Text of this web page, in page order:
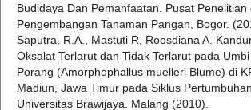
Budidaya Dan Pemanfaatan. Pusat Penelitian
Pengembangan Tanaman Pangan, Bogor.
Saputra, R.A., Mastuti R, Roosdiana A.
Oksalat Terlarut dan Tidak Terlarut pada
Porang (Amorphophallus muelleri Blume) di
Madiun, Jawa Timur pada Siklus
Universitas Brawijaya. Malang (2010).